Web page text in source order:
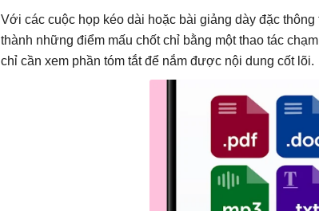
Với các cuộc họp kéo dài hoặc bài giảng dày đặc thông
thành những điểm mấu chốt chỉ bằng một thao tác
chỉ cần xem phần tóm tắt để nắm được nội dung cốt lõi.